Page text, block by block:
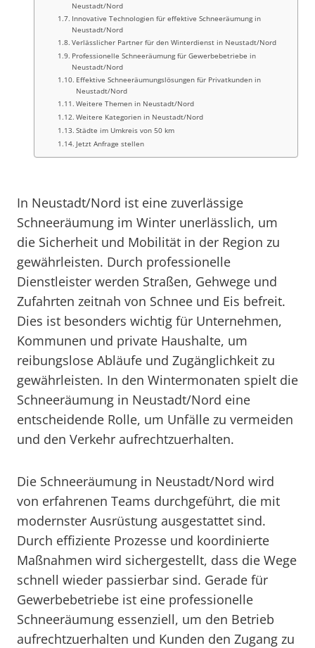
Neustadt/Nord
Innovative Technologien für effektive Schneeräumung in
Neustadt/Nord
Verlässlicher Partner für den Winterdienst in Neustadt/Nord
Professionelle Schneeräumung für Gewerbebetriebe in
Neustadt/Nord
Effektive Schneeräumungslösungen für Privatkunden in
Neustadt/Nord
Weitere Themen in Neustadt/Nord
Weitere Kategorien in Neustadt/Nord
Städte im Umkreis von 50 km
Jetzt Anfrage stellen
In Neustadt/Nord ist eine zuverlässige
Schneeräumung im Winter unerlässlich, um
die Sicherheit und Mobilität in der Region zu
gewährleisten. Durch professionelle
Dienstleister werden Straßen, Gehwege und
Zufahrten zeitnah von Schnee und Eis befreit.
Dies ist besonders wichtig für Unternehmen,
Kommunen und private Haushalte, um
reibungslose Abläufe und Zugänglichkeit zu
gewährleisten. In den Wintermonaten spielt die
Schneeräumung in Neustadt/Nord eine
entscheidende Rolle, um Unfälle zu vermeiden
und den Verkehr aufrechtzuerhalten.
Die Schneeräumung in Neustadt/Nord wird
von erfahrenen Teams durchgeführt, die mit
modernster Ausrüstung ausgestattet sind.
Durch effiziente Prozesse und koordinierte
Maßnahmen wird sichergestellt, dass die Wege
schnell wieder passierbar sind. Gerade für
Gewerbebetriebe ist eine professionelle
Schneeräumung essenziell, um den Betrieb
aufrechtzuerhalten und Kunden den Zugang zu